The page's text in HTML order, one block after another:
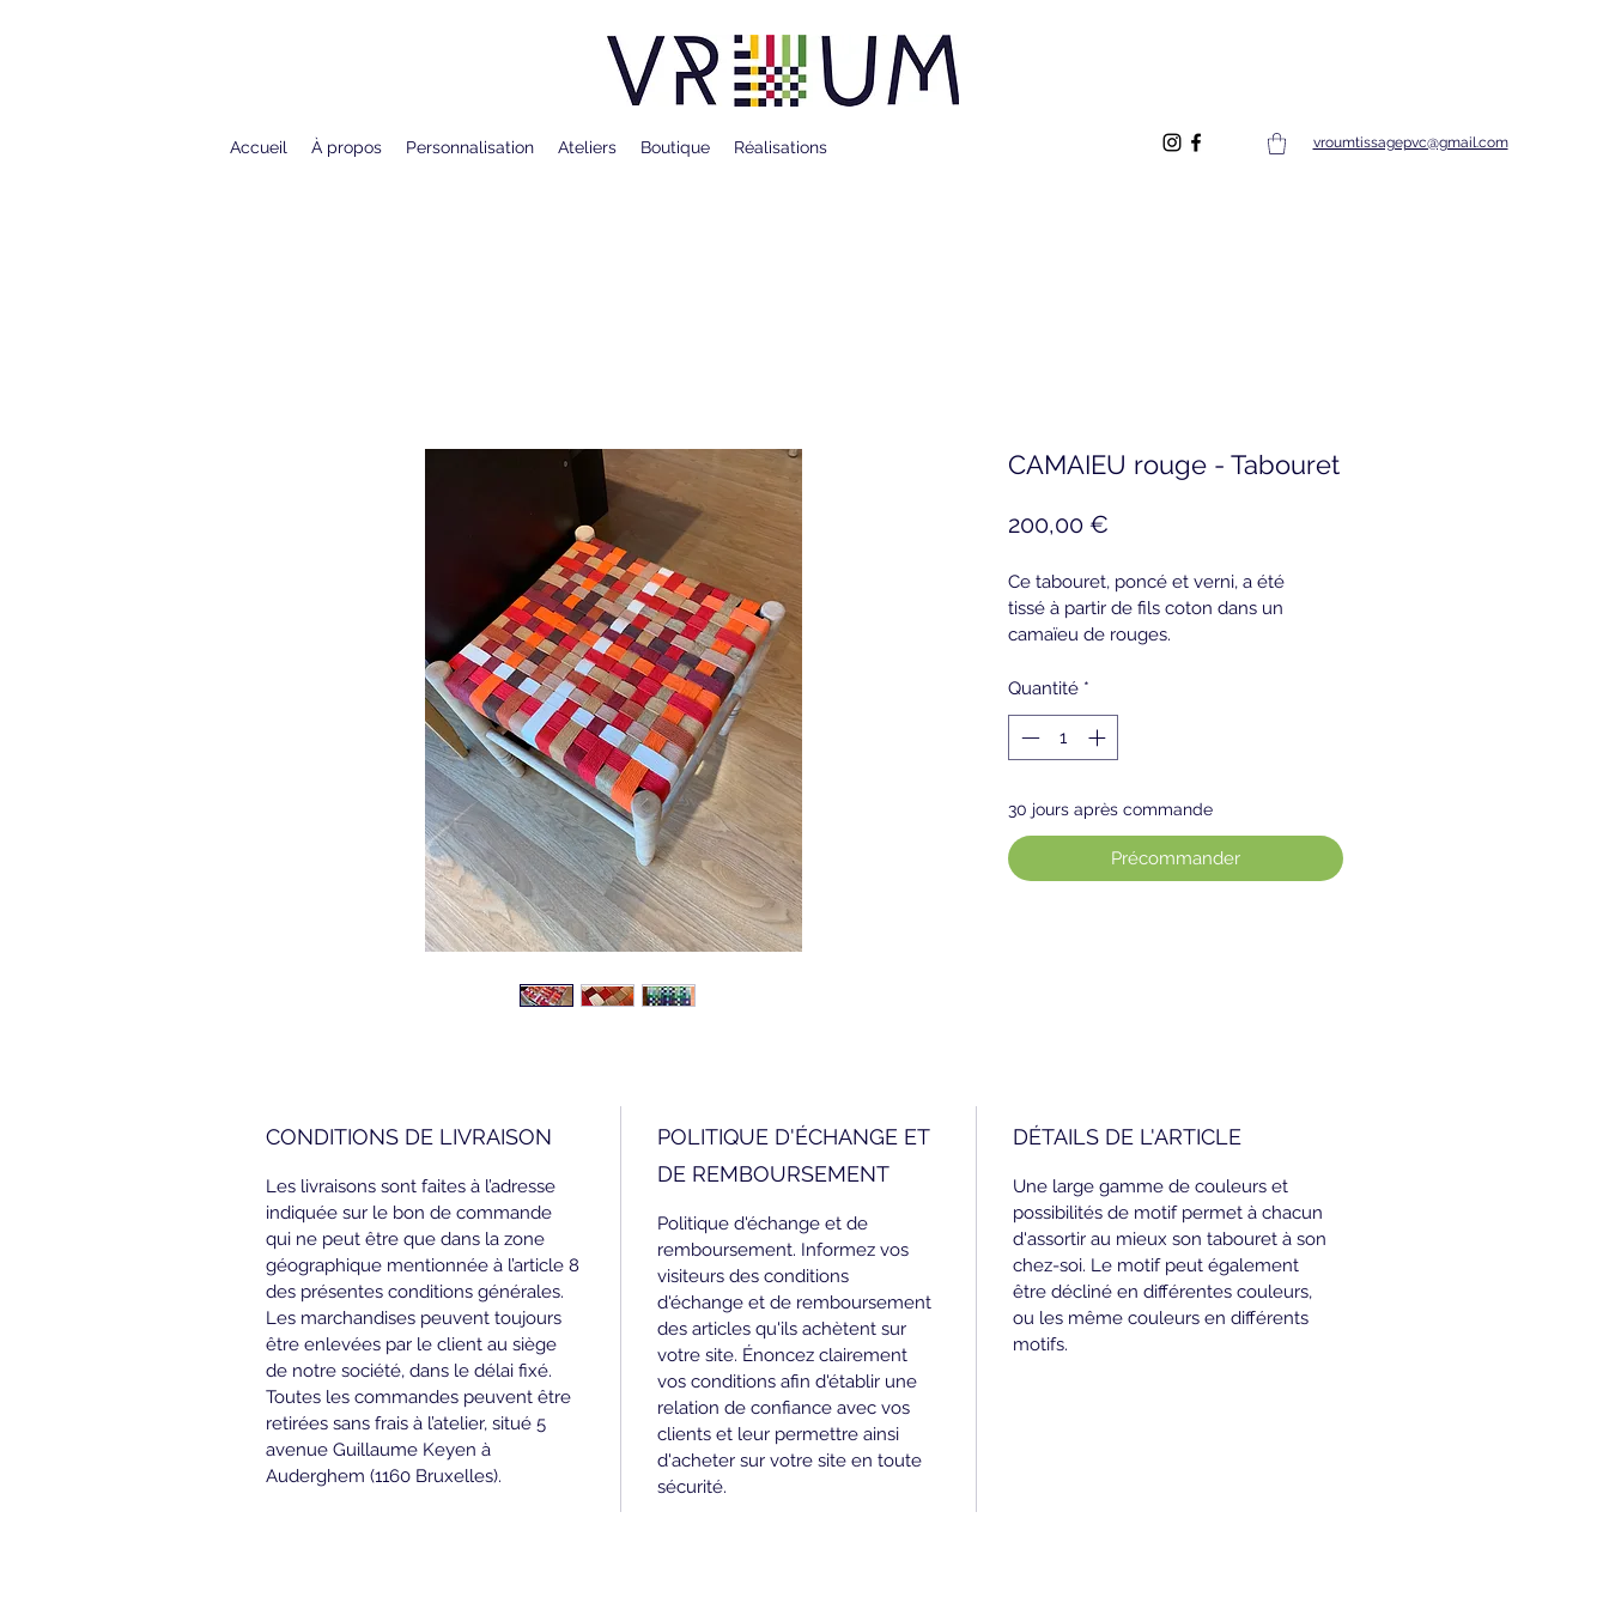
Accueil À propos Personnalisation Ateliers Boutique Réalisations vroumtissagepvc@gmail.com
CAMAIEU rouge - Tabouret
200,00 €
Ce tabouret, poncé et verni, a été
tissé à partir de fils coton dans un
camaïeu de rouges.
Quantité *
30 jours après commande
Précommander
CONDITIONS DE LIVRAISON
Les livraisons sont faites à l’adresse
indiquée sur le bon de commande
qui ne peut être que dans la zone
géographique mentionnée à l’article 8
des présentes conditions générales.
Les marchandises peuvent toujours
être enlevées par le client au siège
de notre société, dans le délai fixé.
Toutes les commandes peuvent être
retirées sans frais à l’atelier, situé 5
avenue Guillaume Keyen à
Auderghem (1160 Bruxelles).
POLITIQUE D'ÉCHANGE ET
DE REMBOURSEMENT
Politique d'échange et de
remboursement. Informez vos
visiteurs des conditions
d'échange et de remboursement
des articles qu'ils achètent sur
votre site. Énoncez clairement
vos conditions afin d'établir une
relation de confiance avec vos
clients et leur permettre ainsi
d'acheter sur votre site en toute
sécurité.
DÉTAILS DE L'ARTICLE
Une large gamme de couleurs et
possibilités de motif permet à chacun
d'assortir au mieux son tabouret à son
chez-soi. Le motif peut également
être décliné en différentes couleurs,
ou les même couleurs en différents
motifs.